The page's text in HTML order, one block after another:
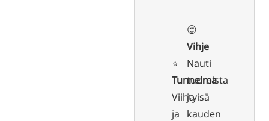
⭐️
Tunnelma
Viihtyisä
ja
😍
Vihje
Nauti
tuoreista
ja
kauden